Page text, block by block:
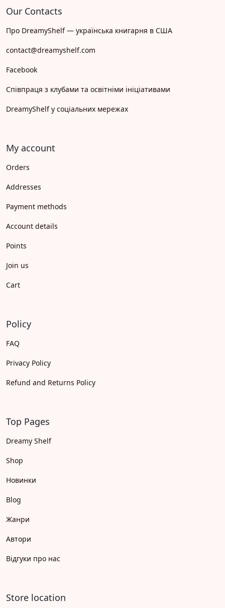
Our Contacts
Про DreamyShelf — українська книгарня в США
contact@dreamyshelf.com
Facebook
Співпраця з клубами та освітніми ініціативами
DreamyShelf у соціальних мережах
My account
Orders
Addresses
Payment methods
Account details
Points
Join us
Cart
Policy
FAQ
Privacy Policy
Refund and Returns Policy
Top Pages
Dreamy Shelf
Shop
Новинки
Blog
Жанри
Автори
Відгуки про нас
Store location